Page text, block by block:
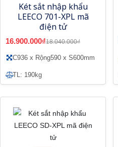
Két sắt nhập khẩu
LEECO 701-XPL mã
điện tử
16.900.000₫18.040.000₫
C936 x Rộng590 x S600mm
TL: 190kg